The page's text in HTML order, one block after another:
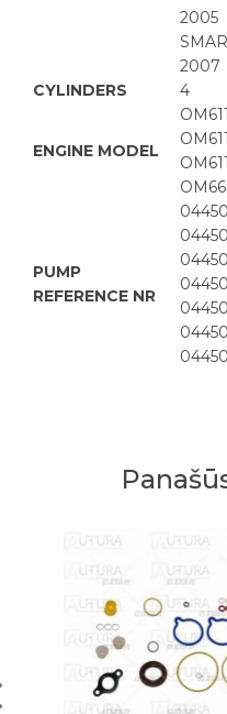
2005
2007
CYLINDERS
4
ENGINE MODEL
PUMP
REFERENCE NR